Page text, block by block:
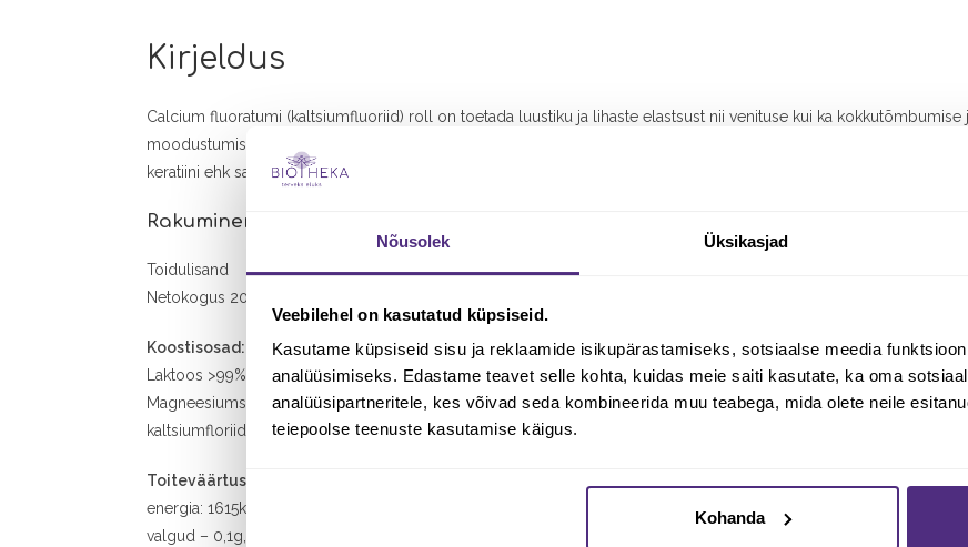
Nõusolek Üksikasjad
Veebilehel on kasutatud küpsiseid.
Kasutame küpsiseid sisu ja reklaamide isikupärastamiseks, sotsiaalse meedia
analüüsimiseks. Edastame teavet selle kohta, kuidas meie saiti kasutate, ka oma
analüüsipartneritele, kes võivad seda kombineerida muu teabega, mida olete neile
teiepoolse teenuste kasutamise käigus.
Kohanda
Kirjeldus
Calcium fluoratumi (kaltsiumfluoriid) roll on toetada luustiku ja lihaste elastsust nii venituse kui ka
moodustumisel. See on vajalik ehitusmaterjal lastele kasvueas ning samuti last ootavale emale kogu raseduse ja
keratiini ehk sarvainet. Elektriimpulsside tundlikkus, näiteks pidev arvuti või mobiiltelefoni kasutamine suurendavad
Rakumineraal 1 – Calcium fluoratum
Toidulisand
Netokogus 200tbl/50g
Koostisosad:
Laktoos >99%
Magneesiumsteraat <0,5%
kaltsiumfloriid – 0,0012%,
Toiteväärtus100g:
energia: 1615kJ/380kcal,
valgud – 0,1g,